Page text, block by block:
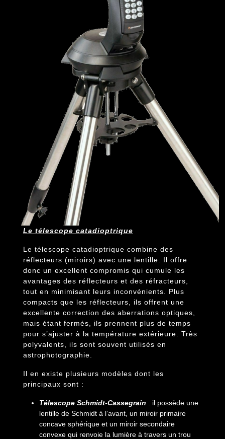
Le télescope catadioptrique
Le télescope catadioptrique combine des
réflecteurs (miroirs) avec une lentille. Il offre
donc un excellent compromis qui cumule les
avantages des réflecteurs et des réfracteurs,
tout en minimisant leurs inconvénients. Plus
compacts que les réflecteurs, ils offrent une
excellente correction des aberrations optiques,
mais étant fermés, ils prennent plus de temps
pour s’ajuster à la température extérieure. Très
polyvalents, ils sont souvent utilisés en
astrophotographie.
Il en existe plusieurs modèles dont les
principaux sont :
Télescope Schmidt-Cassegrain : il possède une
lentille de Schmidt à l’avant, un miroir primaire
concave sphérique et un miroir secondaire
convexe qui renvoie la lumière à travers un trou